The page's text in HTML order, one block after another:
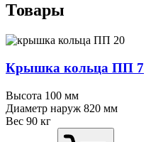
Товары
Крышка кольца ПП 7
Высота 100 мм
Диаметр наруж 820 мм
Вес 90 кг